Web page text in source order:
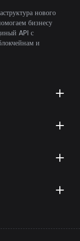
нового
бизнесу
API с
и